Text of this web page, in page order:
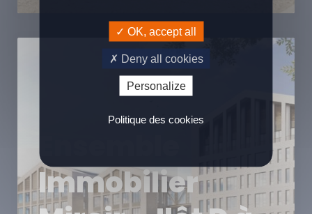
Ensemble
Immobilier
OK, accept all
Deny all cookies
Personalize
Politique des cookies